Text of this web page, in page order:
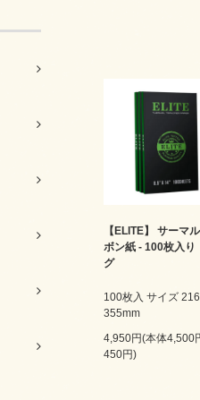
【ELITE】 サーマ
ボン紙 - 100枚入り
グ
100枚入 サイズ
355mm
4,950円(本体4,500
450円)